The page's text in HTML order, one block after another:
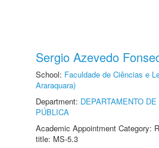
Sergio Azevedo
School: Faculdade de Ciências e
Araraquara)
Department: DEPARTAMENTO
PÚBLICA
Academic Appointment Category:
title: MS-5.3